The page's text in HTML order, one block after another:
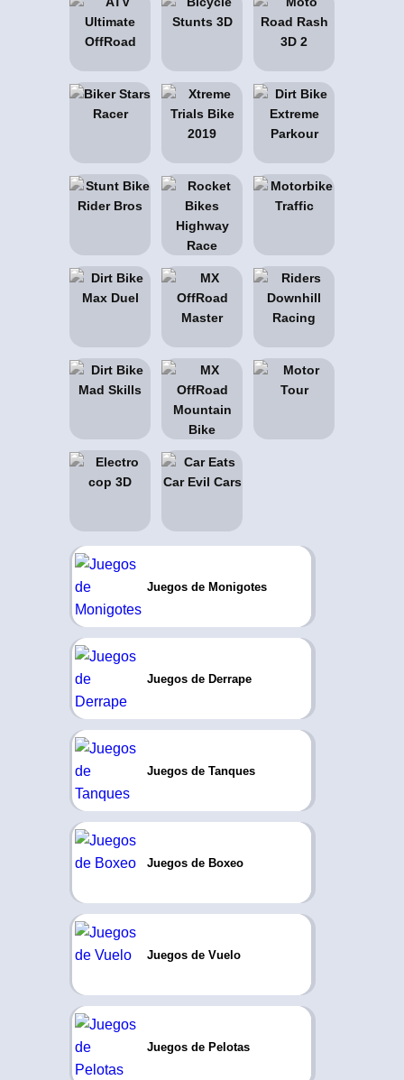
Juegos de Monigotes
Juegos de Derrape
Juegos de Tanques
Juegos de Boxeo
Juegos de Vuelo
Juegos de Pelotas